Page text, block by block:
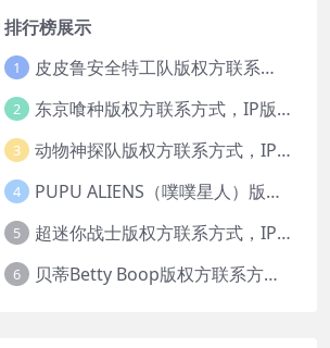
排行榜展示
1 皮皮鲁安全特工队版权方联系方式，IP版权授权
2 东京喰种版权方联系方式，IP版权授权
3 动物神探队版权方联系方式，IP版权授权
4 PUPU ALIENS（噗噗星人）版权方联系方式，IP版权授权
5 超迷你战士版权方联系方式，IP版权授权
6 贝蒂Betty Boop版权方联系方式，IP版权授权